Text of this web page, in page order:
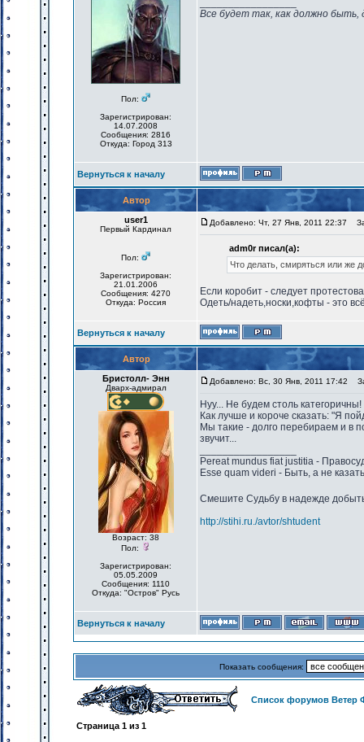
Пол:
Зарегистрирован:
14.07.2008
Сообщения: 2816
Откуда: Город 313
Все будет так, как должно быть,
Вернуться к началу
Автор
user1
Первый Кардинал
Пол:
Зарегистрирован:
21.01.2006
Сообщения: 4270
Откуда: Россия
Добавлено: Чт, 27 Янв, 2011 22:37
adm0r писал(а):
Что делать, смиряться или же
Если коробит - следует
Одеть/надеть,носки,кофты - это
Вернуться к началу
Автор
Бристолл- Энн
Дварх-адмирал
Возраст: 38
Пол:
Зарегистрирован:
05.05.2009
Сообщения: 1110
Откуда: "Остров" Русь
Добавлено: Вс, 30 Янв, 2011 17:42
Нуу... Не будем столь категоричны!
Как лучше и короче сказать: "Я
Мы такие - долго перебираем и в
звучит...
Pereat mundus fiat justitia -
Esse quam videri - Быть, а не
Смешите Судьбу в надежде
http://stihi.ru./avtor/shtudent
Вернуться к началу
Показать сообщения:
Список форумов Ветер
Страница 1 из 1